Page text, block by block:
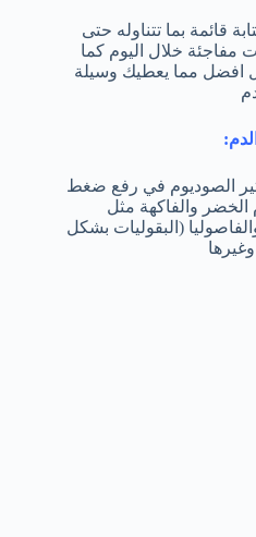
قائمة بما تتناوله حتى
مفاجئة خلال اليوم كما
افضل مما يعطيك وسيلة
الصوديوم في رفع ضغط
الخضر والفاكهة مثل
(البقوليات بشكل